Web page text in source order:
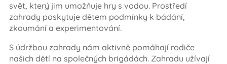
svět, který jim umožňuje hry s vodou. Prostředí
zahrady poskytuje dětem podmínky k bádání,
zkoumání a experimentování.
S údržbou zahrady nám aktivně pomáhají rodiče
našich dětí na společných brigádách. Zahradu užívají